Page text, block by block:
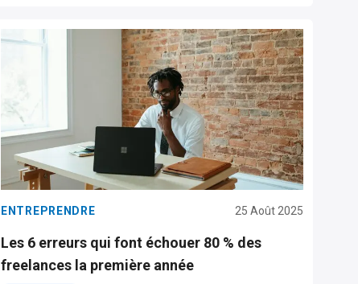
ENTREPRENDRE 25 Août 2025
Les 6 erreurs qui font échouer 80 % des
freelances la première année